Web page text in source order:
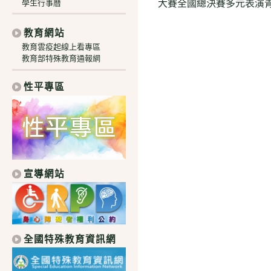
articles
大賽全國總決賽多元表演
教育網站
教育雲疫起線上看專區
教育部特殊教育通報網
性平專區
宣導網站
全國特殊教育資訊網